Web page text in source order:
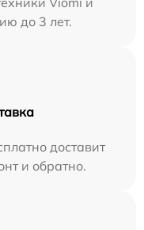
до 3 лет.
доставит
и обратно.